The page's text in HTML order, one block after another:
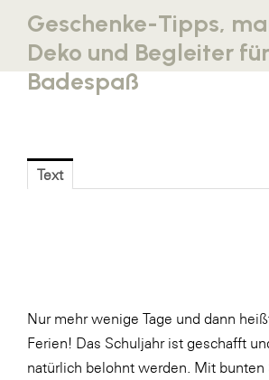
Blaguss
Bundesverband
Cineplexx
Darbo
EY
FG UBIT Salzburg
Geschenke-Tipps,
Deko und Begleiter
Badespaß
Text
Nur mehr wenige Tage und dann
Ferien! Das Schuljahr ist geschafft
natürlich belohnt werden. Mit bunten